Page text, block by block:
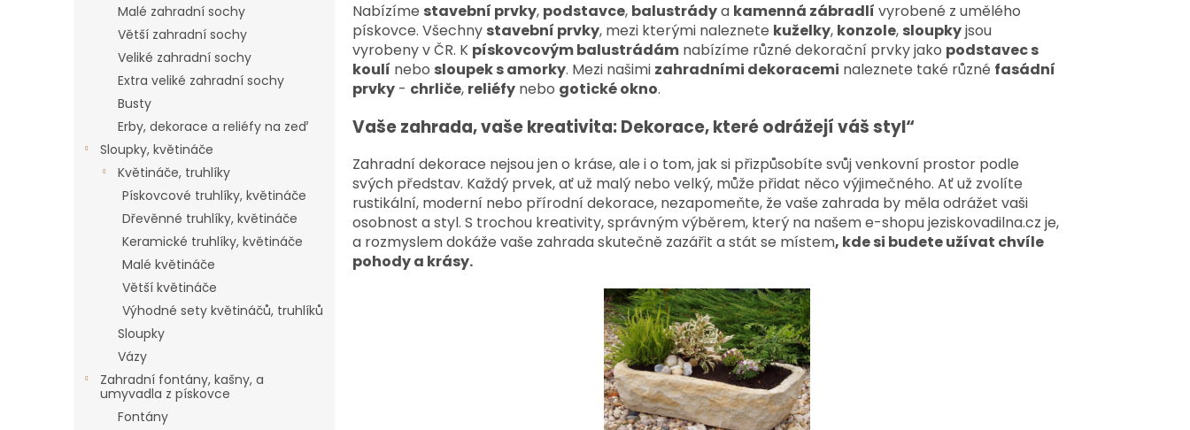
Malé zahradní sochy
Větší zahradní sochy
Veliké zahradní sochy
Extra veliké zahradní sochy
Busty
Erby, dekorace a reliéfy na zeď
Sloupky, květináče
Květináče, truhlíky
Pískovcové truhlíky, květináče
Dřevěnné truhlíky, květináče
Keramické truhlíky, květináče
Malé květináče
Větší květináče
Výhodné sety květináčů, truhlíků
Sloupky
Vázy
Zahradní fontány, kašny, a
umyvadla z pískovce
Fontány
Nabízíme stavební prvky, podstavce, balustrádya kamenná zábradlí vyrobené z umělého
pískovce. Všechny stavební prvky, mezi kterými naleznete kuželky, konzole, sloupkyjsou
vyrobeny v ČR. K pískovcovým balustrádám nabízíme různé dekorační prvky jako podstavec s
koulí nebo sloupek s amorky. Mezi našimi zahradními dekoracemi naleznete také různé fasádní
prvky - chrliče, reliéfy nebo gotické okno.
Vaše zahrada, vaše kreativita: Dekorace, které odrážejí váš styl“
Zahradní dekorace nejsou jen o kráse, ale i o tom, jak si přizpůsobíte svůj venkovní prostor podle
svých představ. Každý prvek, ať už malý nebo velký, může přidat něco výjimečného. Ať už zvolíte
rustikální, moderní nebo přírodní dekorace, nezapomeňte, že vaše zahrada by měla odrážet vaši
osobnost a styl. S trochou kreativity, správným výběrem, který na našem e-shopu jeziskovadilna.cz je,
a rozmyslem dokáže vaše zahrada skutečně zazářit a stát se místem, kde si budete užívat chvíle
pohody a krásy.